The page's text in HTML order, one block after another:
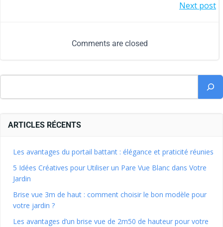
Next post
Comments are closed
ARTICLES RÉCENTS
Les avantages du portail battant : élégance et praticité réunies
5 Idées Créatives pour Utiliser un Pare Vue Blanc dans Votre
Jardin
Brise vue 3m de haut : comment choisir le bon modèle pour
votre jardin ?
Les avantages d’un brise vue de 2m50 de hauteur pour votre